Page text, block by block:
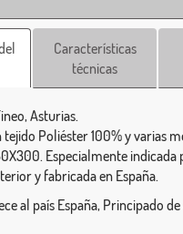
Características
técnicas
Asturias.
tejido Poliéster 100% y varias
Especialmente indicada
y fabricada en España.
al país España, Principado